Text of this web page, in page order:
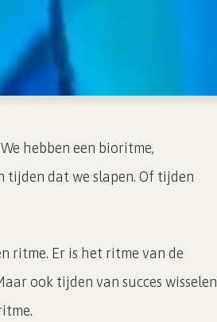
hebben een bioritme,
tijden dat we slapen. Of tijden
ritme. Er is het ritme van de
ook tijden van succes wisselen